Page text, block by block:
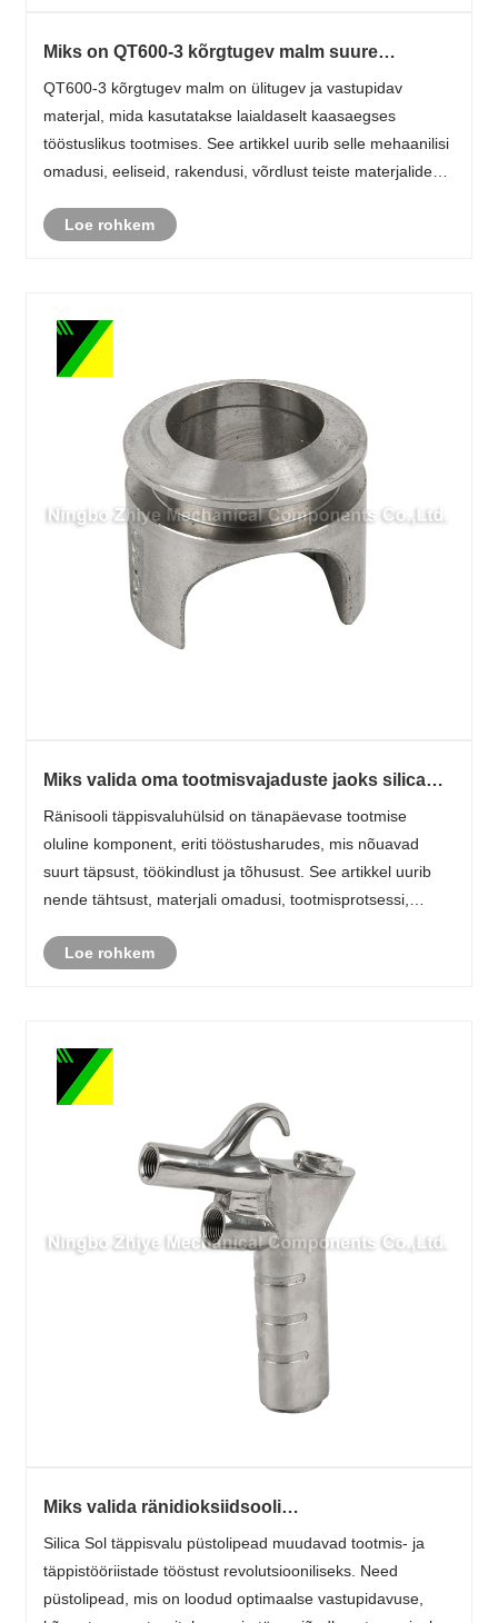
Miks on QT600-3 kõrgtugev malm suure
hädavajalik?
QT600-3 kõrgtugev malm on ülitugev ja vastupidav
materjal, mida kasutatakse laialdaselt kaasaegses
tööstuslikus tootmises. See artikkel uurib selle mehaanilisi
omadusi, eeliseid, rakendusi, võrdlust teiste materjalidega
inseneridel, ostjatel ja t......
Loe rohkem
Miks valida oma tootmisvajaduste jaoks silica
Ränisooli täppisvaluhülsid on tänapäevase tootmise
oluline komponent, eriti tööstusharudes, mis nõuavad
suurt täpsust, töökindlust ja tõhusust. See artikkel uurib
nende tähtsust, materjali omadusi, tootmisprotsessi,
juhendit inseneridele, tootja......
Loe rohkem
Miks valida ränidioksiidsooli
Silica Sol täppisvalu püstolipead muudavad tootmis- ja
täppistööriistade tööstust revolutsiooniliseks. Need
püstolipead, mis on loodud optimaalse vastupidavuse,